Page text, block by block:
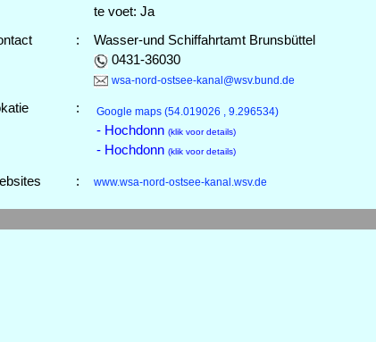
te voet: Ja
:
Wasser-und Schiffahrtamt Brunsbüttel
0431-36030
wsa-nord-ostsee-kanal@wsv.bund.de
: Google maps (54.019026 , 9.296534)
- Hochdonn (klik voor details)
- Hochdonn (klik voor details)
: www.wsa-nord-ostsee-kanal.wsv.de